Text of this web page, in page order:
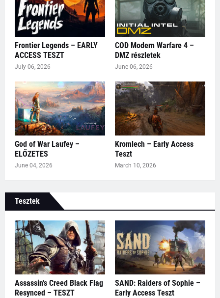
Frontier Legends – EARLY
ACCESS TESZT
July 06, 2026
COD Modern Warfare 4 –
DMZ részletek
June 06, 2026
God of War Laufey –
ELŐZETES
June 04, 2026
Kromlech – Early Access
Teszt
March 10, 2026
Tesztek
Assassin's Creed Black Flag
Resynced – TESZT
SAND: Raiders of Sophie –
Early Access Teszt